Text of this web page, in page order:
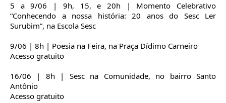
5 a 9/06 | 9h, 15, e 20h | Momento Celebrativo
“Conhecendo a nossa história: 20 anos do Sesc Ler
Surubim”, na Escola Sesc
9/06 | 8h | Poesia na Feira, na Praça Dídimo Carneiro
Acesso gratuito
16/06 | 8h | Sesc na Comunidade, no bairro Santo
Antônio
Acesso gratuito